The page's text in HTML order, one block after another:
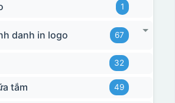
1
danh in logo 67
32
tắm 49